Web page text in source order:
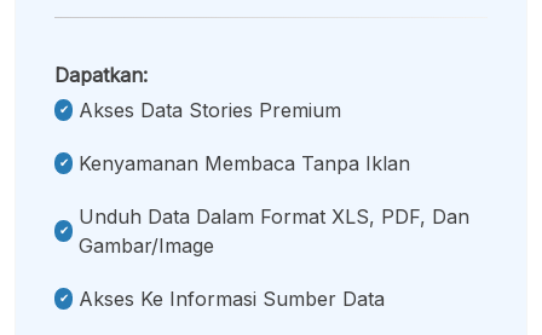
Dapatkan:
Akses Data Stories Premium
Kenyamanan Membaca Tanpa Iklan
Unduh Data Dalam Format XLS, PDF, Dan
Gambar/image
Akses Ke Informasi Sumber Data